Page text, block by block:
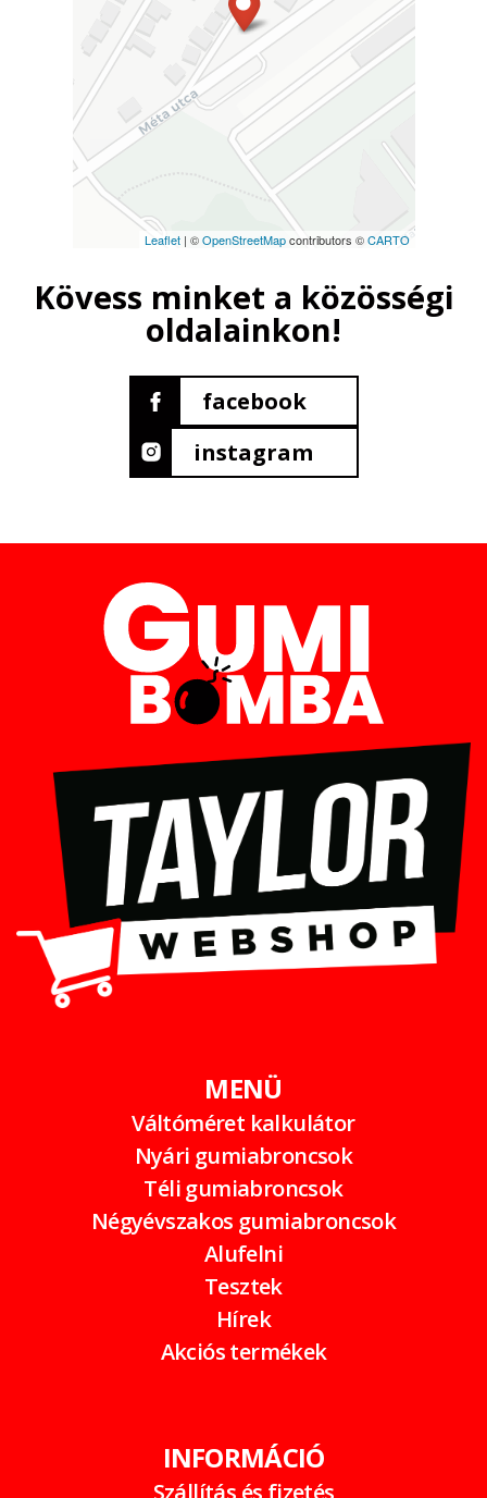
Leaflet| ©OpenStreetMapcontributors ©CARTO
Kövess minket a közösségi
oldalainkon!
facebook
instagram
MENÜ
Váltóméret kalkulátor
Nyári gumiabroncsok
Téli gumiabroncsok
Négyévszakos gumiabroncsok
Alufelni
Tesztek
Hírek
Akciós termékek
INFORMÁCIÓ